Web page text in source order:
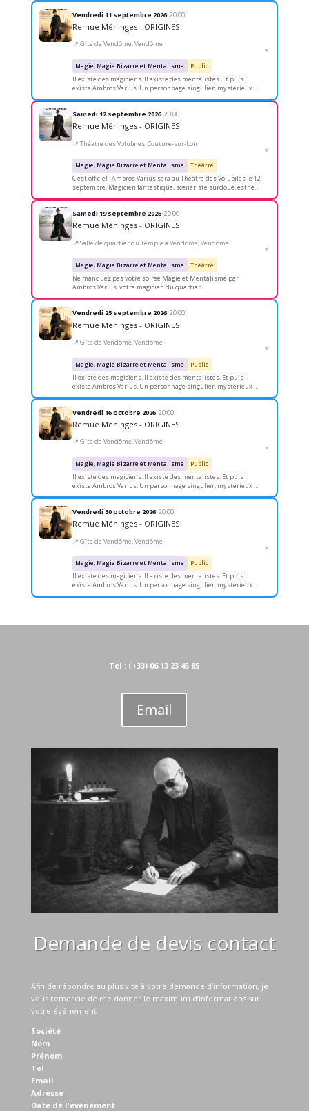
Vendredi 11 septembre 2026· 20:00
Remue Méninges - ORIGINES
📍 Gîte de Vendôme, Vendôme
Magie, Magie Bizarre et Mentalisme Public
Il existe des magiciens. Il existe des mentalistes. Et puis il
existe Ambros Varius. Un personnage singulier, mystérieux et
▼
Samedi 12 septembre 2026· 20:00
Remue Méninges - ORIGINES
📍 Théatre des Volubiles, Couture-sur-Loir
Magie, Magie Bizarre et Mentalisme Théâtre
C'est officiel : Ambros Varius sera au Théâtre des Volubiles le 12
septembre. Magicien fantastique, scénariste surdoué, esthète
▼
Samedi 19 septembre 2026· 20:00
Remue Méninges - ORIGINES
📍 Salle de quartier du Temple à Vendome, Vendome
Magie, Magie Bizarre et Mentalisme Théâtre
Ne manquez pas votre soirée Magie et Mentalisme par
Ambros Varius, votre magicien du quartier !
▼
Vendredi 25 septembre 2026· 20:00
Remue Méninges - ORIGINES
📍 Gîte de Vendôme, Vendôme
Magie, Magie Bizarre et Mentalisme Public
Il existe des magiciens. Il existe des mentalistes. Et puis il
existe Ambros Varius. Un personnage singulier, mystérieux et
intemporel, né de l’imaginaire de…
▼
Vendredi 16 octobre 2026· 20:00
Remue Méninges - ORIGINES
📍 Gîte de Vendôme, Vendôme
Magie, Magie Bizarre et Mentalisme Public
Il existe des magiciens. Il existe des mentalistes. Et puis il
existe Ambros Varius. Un personnage singulier, mystérieux et
intemporel, né de l’imaginaire de…
▼
Vendredi 30 octobre 2026· 20:00
Remue Méninges - ORIGINES
📍 Gîte de Vendôme, Vendôme
Magie, Magie Bizarre et Mentalisme Public
Il existe des magiciens. Il existe des mentalistes. Et puis il
existe Ambros Varius. Un personnage singulier, mystérieux et
▼
Tel : (+33) 06 13 23 45 85
Email
Demande de devis contact
Afin de répondre au plus vite à votre demande d’information, je
vous remercie de me donner le maximum d’informations sur
votre événement
Société
Nom
Prénom
Tel
Email
Adresse
Date de l'événement